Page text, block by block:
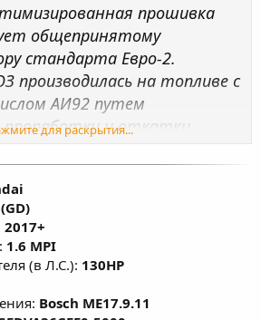
прошивка
общепринятому
стандарта Евро-2.
производилась на топливе с
АИ92 путем
и откатки
карт
УОЗ, коррекции УОЗ,
влияющие на расчет
что позволяет
и динамику без
изменения расхода топлива
ресурса ДВС.
для раскрытия...
2017+
1.6 MPI
(в Л.С.): 130HP
Bosch ME17.9.11